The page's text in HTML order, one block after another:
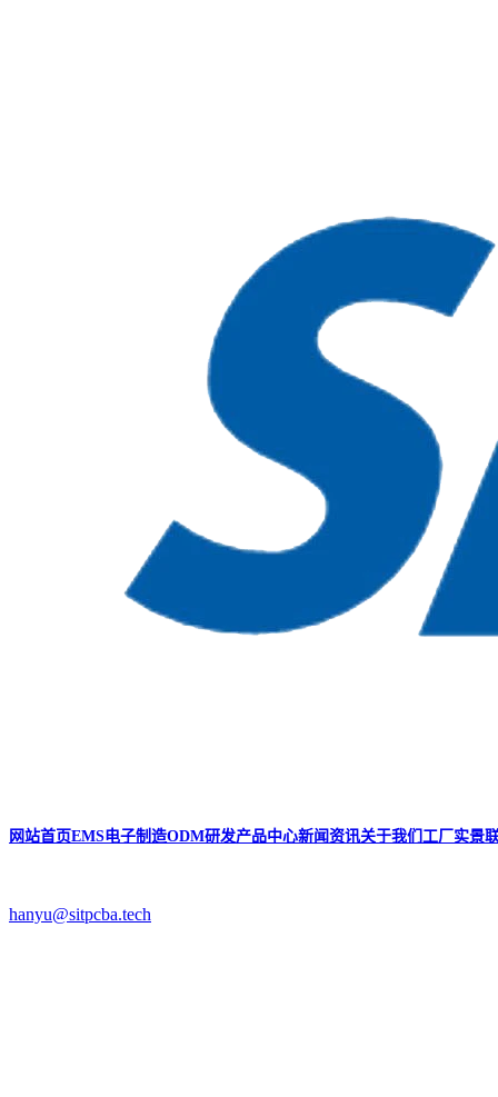
网站首页EMS电子制造ODM研发产品中心新闻资讯关于我们 工厂实景
hanyu@sitpcba.tech